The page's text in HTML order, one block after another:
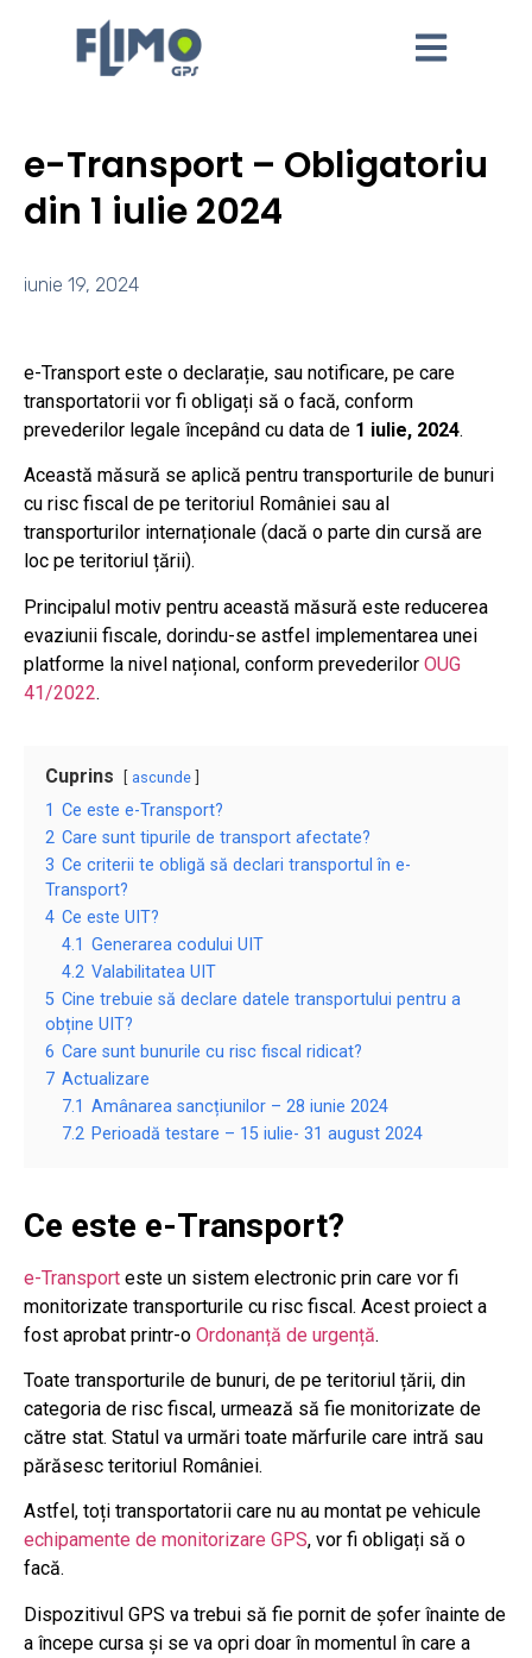
e-Transport – Obligatoriu
din 1 iulie 2024
iunie 19, 2024
e-Transport este o declarație, sau notificare, pe care
transportatorii vor fi obligați să o facă, conform
prevederilor legale începând cu data de 1 iulie, 2024.
Această măsură se aplică pentru transporturile de bunuri
cu risc fiscal de pe teritoriul României sau al
transporturilor internaționale (dacă o parte din cursă are
loc pe teritoriul țării).
Principalul motiv pentru această măsură este reducerea
evaziunii fiscale, dorindu-se astfel implementarea unei
platforme la nivel național, conform prevederilor OUG
41/2022.
Cuprins ascunde
1 Ce este e-Transport?
2 Care sunt tipurile de transport afectate?
3 Ce criterii te obligă să declari transportul în e-
Transport?
4 Ce este UIT?
4.1 Generarea codului UIT
4.2 Valabilitatea UIT
5 Cine trebuie să declare datele transportului pentru a
obține UIT?
6 Care sunt bunurile cu risc fiscal ridicat?
7 Actualizare
7.1 Amânarea sancțiunilor – 28 iunie 2024
7.2 Perioadă testare – 15 iulie- 31 august 2024
Ce este e-Transport?
e-Transport este un sistem electronic prin care vor fi
monitorizate transporturile cu risc fiscal. Acest proiect a
fost aprobat printr-o Ordonanță de urgență.
Toate transporturile de bunuri, de pe teritoriul țării, din
categoria de risc fiscal, urmează să fie monitorizate de
către stat. Statul va urmări toate mărfurile care intră sau
părăsesc teritoriul României.
Astfel, toți transportatorii care nu au montat pe vehicule
echipamente de monitorizare GPS, vor fi obligați să o
facă.
Dispozitivul GPS va trebui să fie pornit de șofer înainte de
a începe cursa și se va opri doar în momentul în care a